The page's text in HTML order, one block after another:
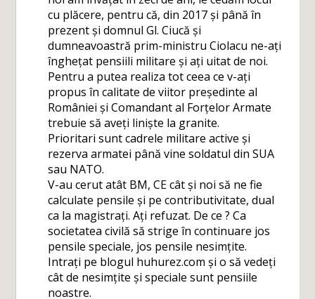
cu plăcere, pentru că, din 2017 și până în
prezent și domnul Gl. Ciucă și
dumneavoastră prim-ministru Ciolacu ne-ați
înghețat pensiili militare și ați uitat de noi.
Pentru a putea realiza tot ceea ce v-ați
propus în calitate de viitor președinte al
României și Comandant al Forțelor Armate
trebuie să aveți liniște la granite.
Prioritari sunt cadrele militare active și
rezerva armatei până vine soldatul din SUA
sau NATO.
V-au cerut atât BM, CE cât și noi să ne fie
calculate pensile și pe contributivitate, dual
ca la magistrați. Ați refuzat. De ce ? Ca
societatea civilă să strige în continuare jos
pensile speciale, jos pensile nesimțite.
Intrați pe blogul huhurez.com și o să vedeți
cât de nesimțite și speciale sunt pensiile
noastre.